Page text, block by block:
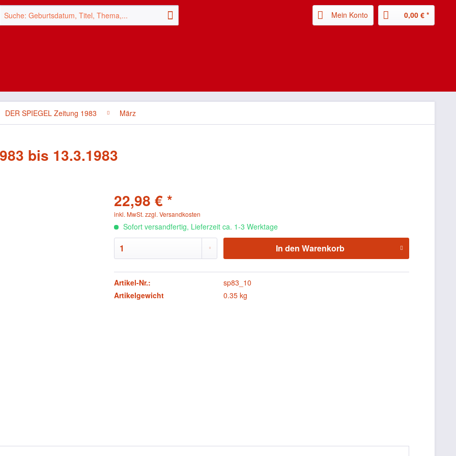
Mein Konto 0,00 € *
DER SPIEGEL Zeitung 1983 März
bis 13.3.1983
22,98 € *
inkl. MwSt. zzgl. Versandkosten
Sofort versandfertig, Lieferzeit ca. 1-3 Werktage
In den Warenkorb
Artikel-Nr.:
sp83_10
Artikelgewicht
0.35 kg